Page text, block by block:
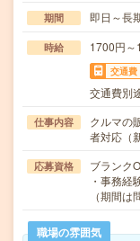
期間 即日～長
時給 1700円～
交通費
交通費別
仕事内容
クルマの
者対応（
応募資格
ブランク
・事務経
（期間
職場の雰囲気